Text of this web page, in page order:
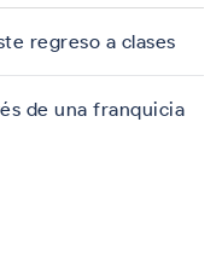
regreso a clases
de una franquicia